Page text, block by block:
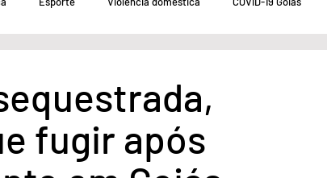
Tecnologia Economia
fugir após